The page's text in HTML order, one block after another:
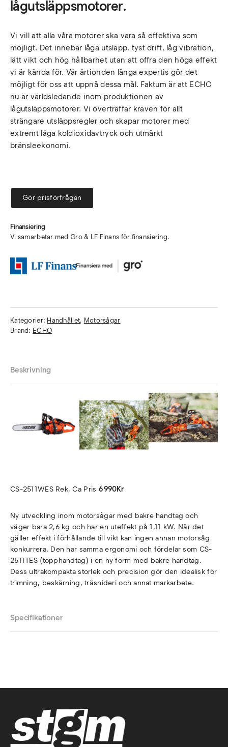
lågutsläppsmotorer.
Vi vill att alla våra motorer ska vara så effektiva som
möjligt. Det innebär låga utsläpp, tyst drift, låg vibration,
lätt vikt och hög hållbarhet utan att offra den höga effekt
vi är kända för. Vår årtionden långa expertis gör det
möjligt för oss att uppnå dessa mål. Faktum är att ECHO
nu är världsledande inom produktionen av
lågutsläppsmotorer. Vi överträffar kraven för allt
strängare utsläppsregler och skapar motorer med
extremt låga koldioxidavtryck och utmärkt
bränsleekonomi.
Gör prisförfrågan
Finansiering
Vi samarbetar med Gro & LF Finans för finansiering.
Kategorier: Handhållet, Motorsågar
Brand: ECHO
Beskrivning
CS-2511WES Rek, Ca Pris 6 990Kr
Ny utveckling inom motorsågar med bakre handtag och
väger bara 2,6 kg och har en uteffekt på 1,11 kW. När det
gäller effekt i förhållande till vikt kan ingen annan motorsåg
konkurrera. Den har samma ergonomi och fördelar som CS-
2511TES (topphandtag) i en ny form med bakre handtag.
Dess ultrakompakta storlek och precision gör den idealisk för
trimning, beskärning, träsnideri och annat markarbete.
Specifikationer